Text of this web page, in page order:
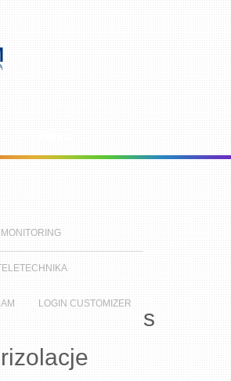
MONITORING
LOGIN CUSTOMIZER
s